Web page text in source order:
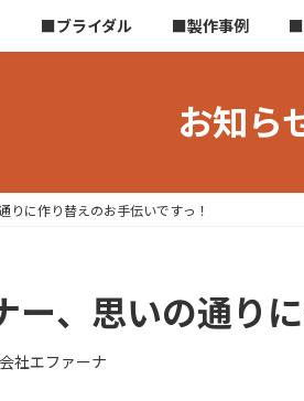
■ブライダル ■製作事例 ■
お知ら
りに作り替えのお手伝いですっ！
、思いの通り
社エファーナ